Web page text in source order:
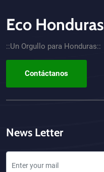
CTA - Footer
Eco Honduras
::Un Orgullo para Honduras::
Contáctanos
News Letter